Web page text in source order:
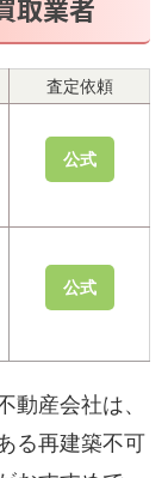
取業者
査定依頼
公式
公式
動産会社は、
る再建築不可